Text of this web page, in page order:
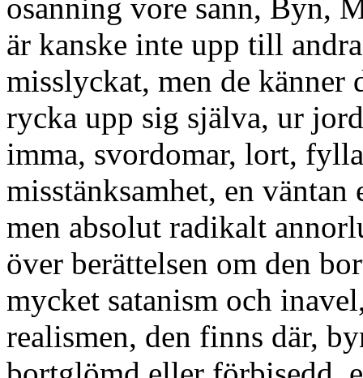
osanning vore sann, Byn,
är kanske inte upp till
misslyckat, men de känner
rycka upp sig själva, ur
imma, svordomar, lort,
misstänksamhet, en
men absolut radikalt
över berättelsen om den
mycket satanism och
realismen, den finns där,